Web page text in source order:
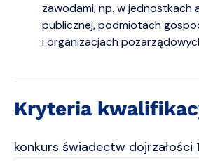
zawodami, np. w jednostkach
publicznej, podmiotach
i organizacjach
Kryteria
konkurs świadectw dojrzałości